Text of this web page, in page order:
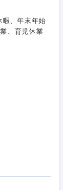
暇、年末年始
、育児休業